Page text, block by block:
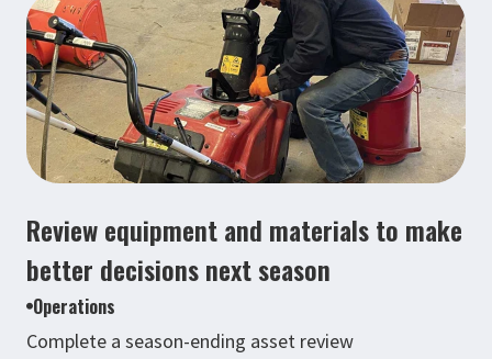
Review equipment and materials to make
better decisions next season
Operations
Complete a season-ending asset review